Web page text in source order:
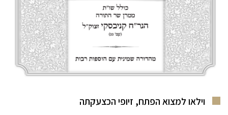
וילאו למצוא הפתח, זיופי הכצעקתה